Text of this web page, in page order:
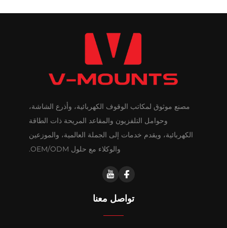
مصنع موثوق لمكاتب الوقوف الكهربائية، وأذرع الشاشة،
وحوامل التلفزيون والمقاعد المريحة ذات الطاقة
الكهربائية، ويقدم خدمات إلى الجملة العالمية، والموزعين
والوكلاء مع حلول OEM/ODM.
تواصل معنا